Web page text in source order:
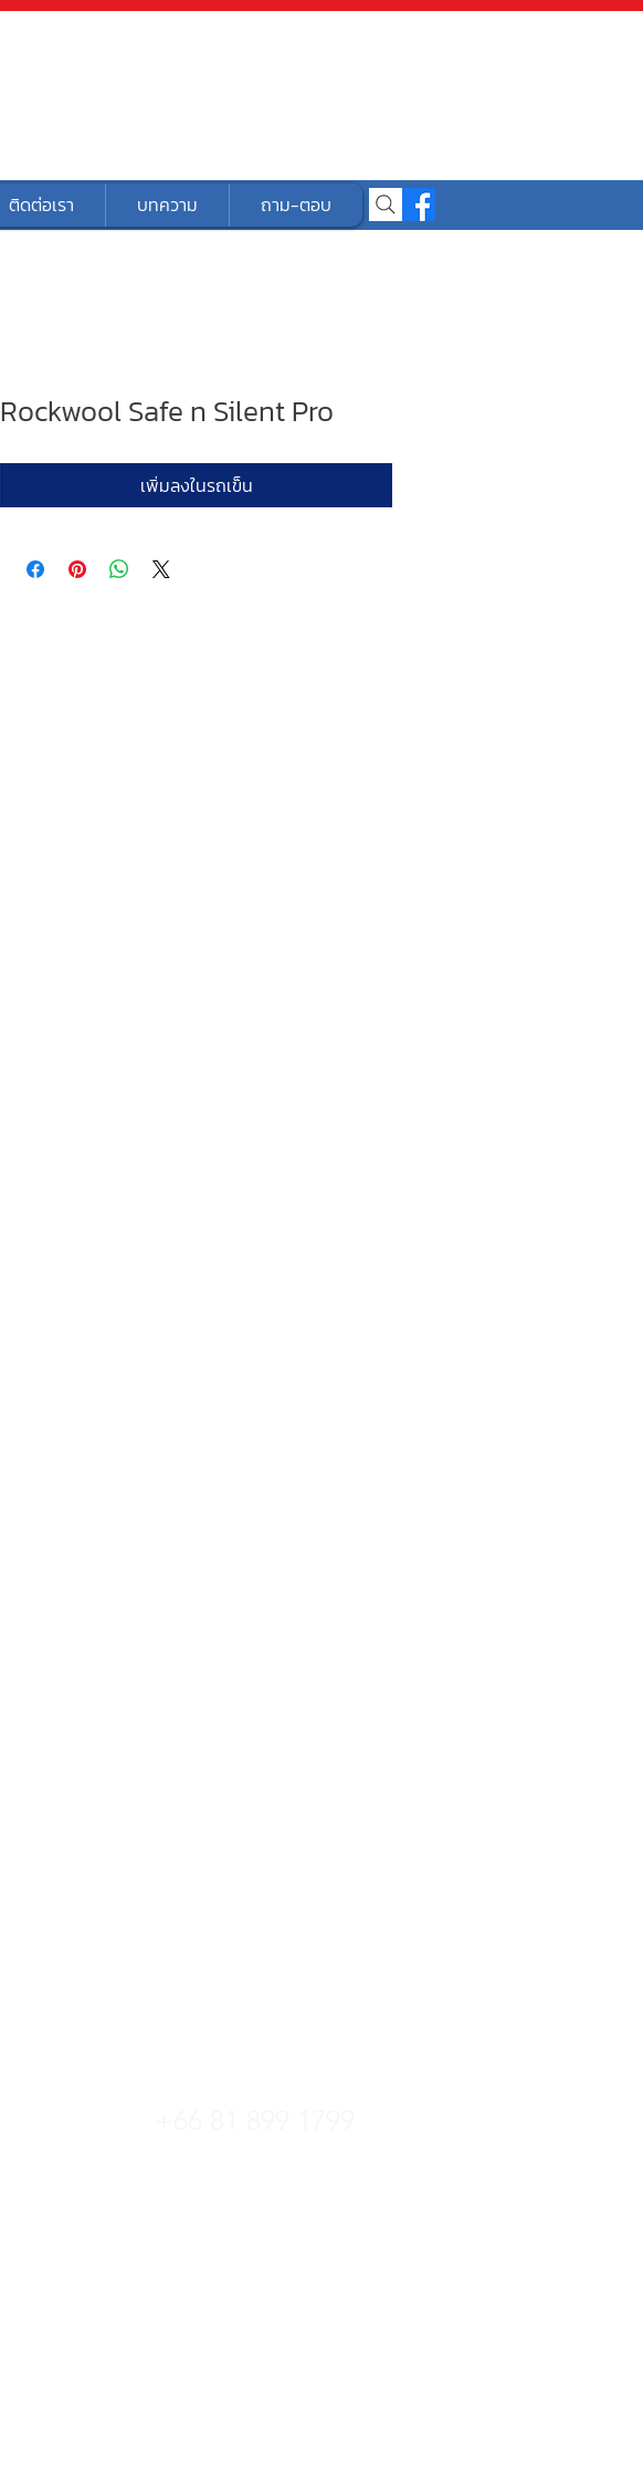
ติดต่อเรา บทความ ถาม-ตอบ
Rockwool Safe n Silent Pro
เพิ่มลงในรถเข็น